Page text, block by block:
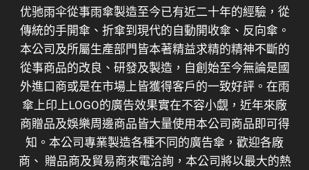
优驰雨伞從事雨傘製造至今已有近二十年的經驗，從
傳統的手開傘、折傘到現代的自動開收傘、反向傘。
本公司及所屬生產部門皆本著精益求精的精神不斷的
從事商品的改良、研發及製造，自創始至今無論是國
外進口商或是在市場上皆獲得客戶的一致好評。在雨
傘上印上LOGO的廣告效果實在不容小覷，近年來廠
商贈品及娛樂周邊商品皆大量使用本公司商品即可得
知。本公司專業製造各種不同的廣告傘，歡迎各廠
商、 贈品商及貿易商來電洽詢，本公司將以最大的熱